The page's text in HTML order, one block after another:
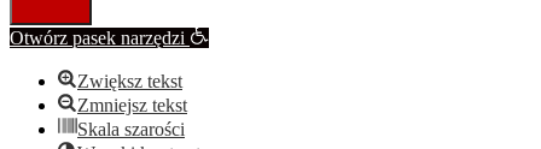
Otwórz pasek narzędzi
Zwiększ tekst
Zmniejsz tekst
Skala szarości